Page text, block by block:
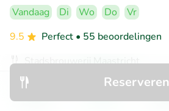
Reserveren
Vandaag Di Wo Do
Vr
9.5
Perfect • 55 beoordelingen
Stadsbrouwerij Maastricht
Maastricht (0km)
Verkocht: 1.433